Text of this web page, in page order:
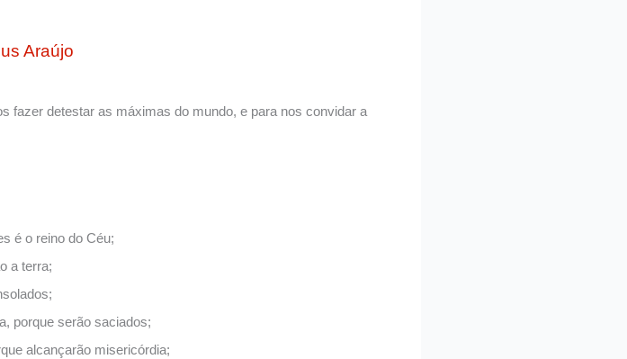
Araújo
fazer detestar as máximas do mundo, e para nos convidar a
é o reino do Céu;
a terra;
porque serão saciados;
alcançarão misericórdia;